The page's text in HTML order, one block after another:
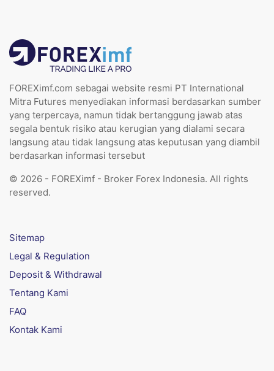
FOREXimf.com sebagai website resmi PT International
Mitra Futures menyediakan informasi berdasarkan sumber
yang terpercaya, namun tidak bertanggung jawab atas
segala bentuk risiko atau kerugian yang dialami secara
langsung atau tidak langsung atas keputusan yang diambil
berdasarkan informasi tersebut
© 2026 - FOREXimf - Broker Forex Indonesia. All rights
reserved.
Sitemap
Legal & Regulation
Deposit & Withdrawal
Tentang Kami
FAQ
Kontak Kami